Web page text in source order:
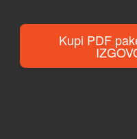
Kupi PDF